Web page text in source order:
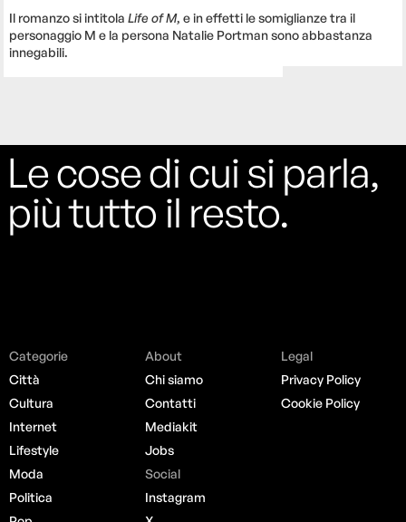
Il romanzo si intitolaLife of M, e in effetti le somiglianze tra il
personaggio M e la persona Natalie Portman sono abbastanza
innegabili.
Le cose di cui si parla,
più tutto il resto.
Categorie
Città
Cultura
Internet
Lifestyle
Moda
Politica
About
Chi siamo
Contatti
Mediakit
Jobs
Social
Instagram
Legal
Privacy Policy
Cookie Policy